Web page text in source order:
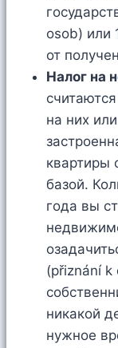
osob) или
от
Налог на
на них
квартиры
базой.
года вы
(přiznání k
никакой
нужное